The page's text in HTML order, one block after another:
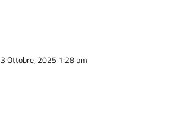
Ottobre, 2025 1:28 pm